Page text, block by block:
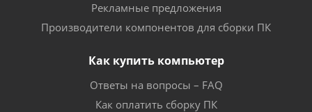
Рекламные предложения
Производители компонентов для сборки ПК
Как купить компьютер
Ответы на вопросы – FAQ
Как оплатить сборку ПК